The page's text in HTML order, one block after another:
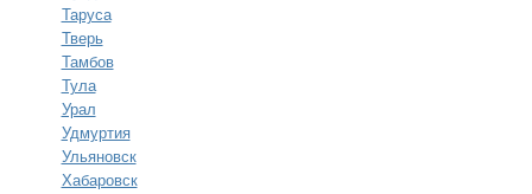
Таруса
Тверь
Тамбов
Тула
Урал
Удмуртия
Ульяновск
Хабаровск